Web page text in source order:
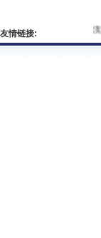
友情链接: